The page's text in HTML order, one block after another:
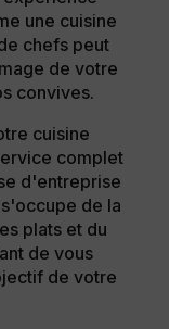
une cuisine
chefs peut
de votre
convives.
cuisine
complet
d'entreprise
de la
plats et du
de vous
de votre